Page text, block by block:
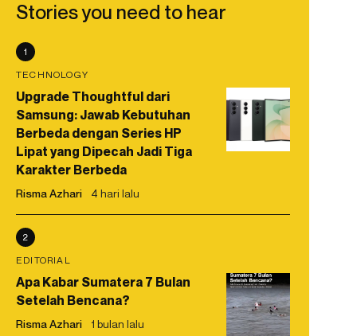
Stories you need to hear
1
TECHNOLOGY
Upgrade Thoughtful dari
Samsung: Jawab Kebutuhan
Berbeda dengan Series HP
Lipat yang Dipecah Jadi Tiga
Karakter Berbeda
Risma Azhari 4 hari lalu
2
EDITORIAL
Apa Kabar Sumatera 7 Bulan
Setelah Bencana?
Risma Azhari 1 bulan lalu